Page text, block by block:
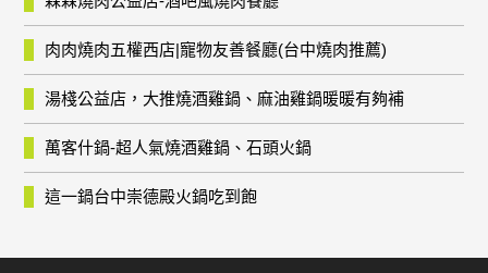
肉肉燒肉五權西店|寵物友善餐廳(台中燒肉推薦)
湯棧公益店，大推燒酒雞鍋、麻油雞鍋暖暖有夠補
萬客什鍋-超人氣燒酒雞鍋、石頭火鍋
這一鍋台中崇德殿火鍋吃到飽